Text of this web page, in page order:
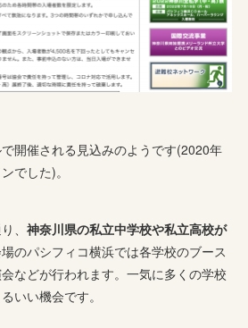
開催される見込みのようです(2020年
でした)。
、神奈川県の私立中学校や私立高校が
のパシフィコ横浜では各学校のブース
などが行われます。一気に多くの学校
いい機会です。